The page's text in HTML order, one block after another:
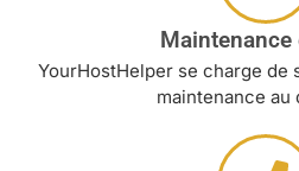
Maintenance
YourHostHelper se charge de
maintenance au